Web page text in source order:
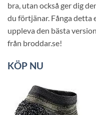
bra, utan också ger dig
du förtjänar. Fånga detta
uppleva den bästa
från broddar.se!
KÖP NU